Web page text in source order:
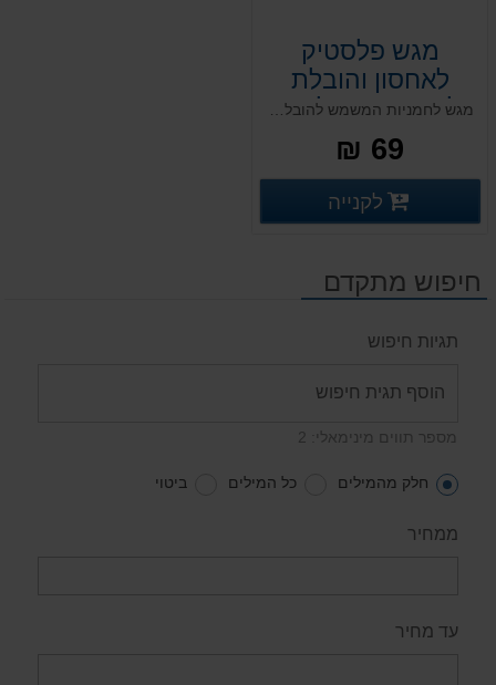
מגש פלסטיק
לאחסון והובלת
לחמניות 34 ליטר
מגש לחמניות המשמש להובלה של לחמניות ארוזות. ארגז מתכנס / נערם מאוורר ייעודי לאחסון והובלה של מוצרי מאפה ארוזים. מיועד להובלה ואחסון למאפיות ותעשיית המזון.
69 ₪
פרטים נוספים
לקנייה
חיפוש מתקדם
תגיות חיפוש
מספר תווים מינימאלי: 2
חלק מהמילים כל המילים ביטוי
ממחיר
עד מחיר